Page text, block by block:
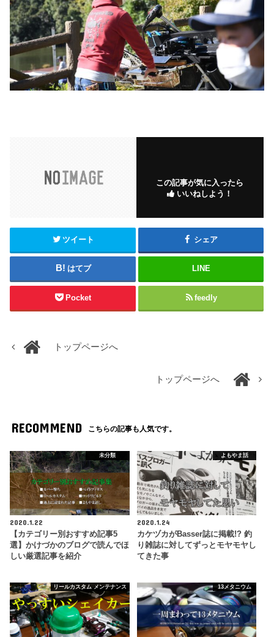
この記事が気に入ったら
いいねしよう！
ツイート シェア
はてブ LINE
Pocket feedly
トップページへ
トップページへ
RECOMMEND こちらの記事も人気です。
未分類
2020.1.22
【カテゴリー別おすすめ記事5
選】かけづかのブログで読んでほ
しい厳選記事を紹介
よもやま話
2020.1.24
カケヅカがBasser誌に掲載!? 釣
り雑誌に対してずっとモヤモヤし
てきた事
リールカスタム メンテナンス 13メタニウム